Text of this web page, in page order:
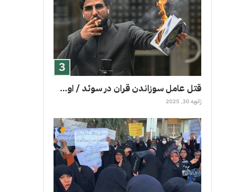
قتل عامل سوزاندن قران در سوئد / او...
ژانویه 30, 2025